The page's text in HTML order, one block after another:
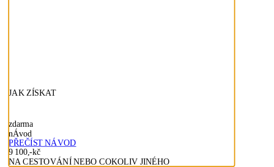
JAK ZÍSKAT
zdarma
nÁvod
PŘEČÍST NÁVOD
9 100,-kč
NA CESTOVÁNÍ NEBO COKOLIV JINÉHO